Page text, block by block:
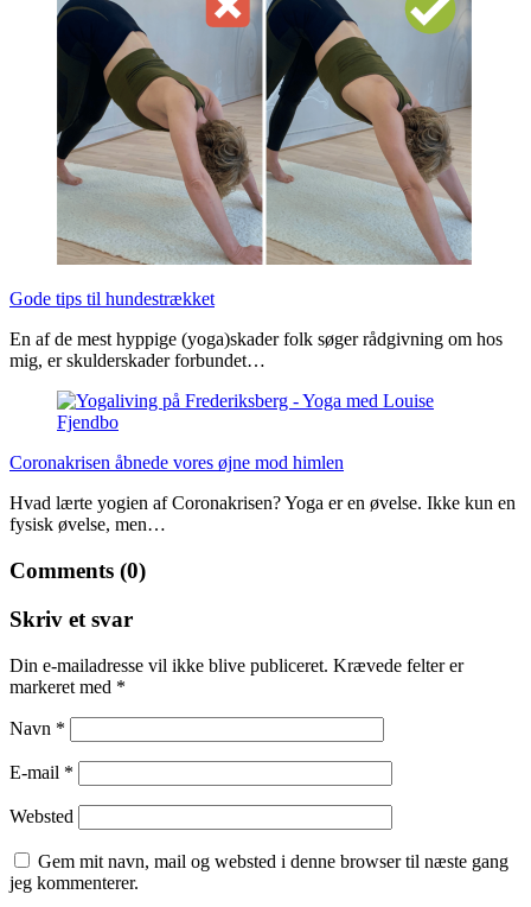
Gode tips til hundestrækket
En af de mest hyppige (yoga)skader folk søger rådgivning om hos
mig, er skulderskader forbundet…
Coronakrisen åbnede vores øjne mod himlen
Hvad lærte yogien af Coronakrisen? Yoga er en øvelse. Ikke kun en
fysisk øvelse, men…
Comments (0)
Skriv et svar
Din e-mailadresse vil ikke blive publiceret. Krævede felter er
markeret med *
Navn *
E-mail *
Websted
Gem mit navn, mail og websted i denne browser til næste gang
jeg kommenterer.